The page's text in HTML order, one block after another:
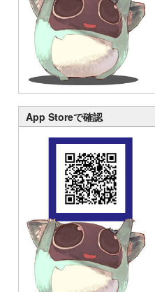
App Storeで確認